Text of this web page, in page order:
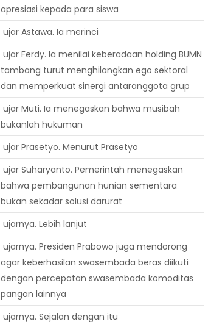
apresiasi kepada para siswa
 ujar Astawa. Ia merinci
 ujar Ferdy. Ia menilai keberadaan holding BUMN
tambang turut menghilangkan ego sektoral
dan memperkuat sinergi antaranggota grup
 ujar Muti. Ia menegaskan bahwa musibah
bukanlah hukuman
 ujar Prasetyo. Menurut Prasetyo
 ujar Suharyanto. Pemerintah menegaskan
bahwa pembangunan hunian sementara
bukan sekadar solusi darurat
 ujarnya. Lebih lanjut
 ujarnya. Presiden Prabowo juga mendorong
agar keberhasilan swasembada beras diikuti
dengan percepatan swasembada komoditas
pangan lainnya
 ujarnya. Sejalan dengan itu